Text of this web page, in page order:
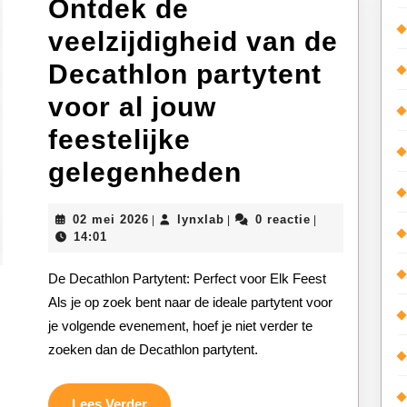
Ontdek de
veelzijdigheid van de
Decathlon partytent
voor al jouw
feestelijke
gelegenheden
van
de
Decathlon
02 mei 202602
lynxlablynxlab0 reactie
14:01
De Decathlon Partytent: Perfect voor Elk Feest
Als je op zoek bent naar de ideale partytent voor
je volgende evenement, hoef je niet verder te
zoeken dan de Decathlon partytent.
Lees VerderLees